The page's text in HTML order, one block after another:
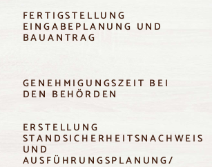
FERTIGSTELLUNG
EINGABEPLANUNG UND
BAUANTRAG
GENEHMIGUNGSZEIT BEI
DEN BEHÖRDEN
ERSTELLUNG
STANDSICHERHEITSNACHWEIS
UND
AUSFÜHRUNGSPLANUNG/